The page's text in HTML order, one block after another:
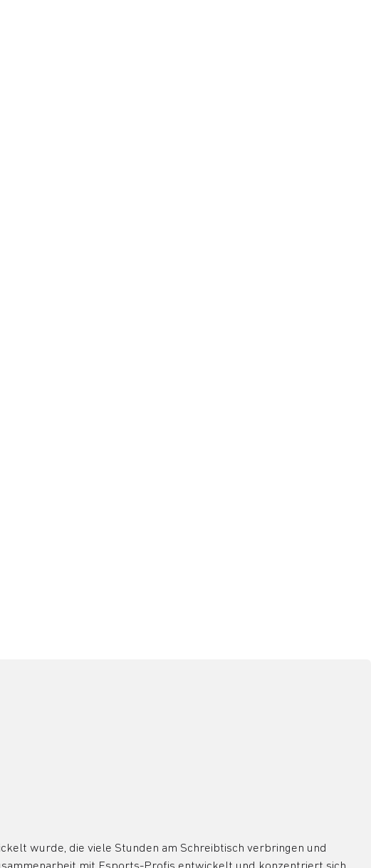
wurde, die viele Stunden am Schreibtisch verbringen und